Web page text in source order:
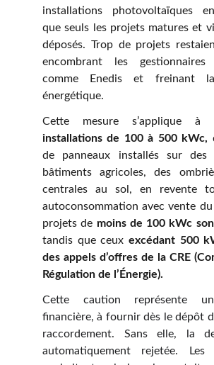
installations photovoltaïques
que seuls les projets matures et
déposés. Trop de projets
encombrant les
comme Enedis et freinant
énergétique.
Cette mesure s’applique à
installations de 100 à 500 kWc,
de panneaux installés sur
bâtiments agricoles, des
centrales au sol, en revente
autoconsommation avec vente du
projets de moins de 100 kWc
tandis que ceux excédant 500
des appels d’offres de la CRE
Régulation de l’Énergie).
Cette caution représente
financière, à fournir dès le dépôt
raccordement. Sans elle, la
automatiquement rejetée. Les